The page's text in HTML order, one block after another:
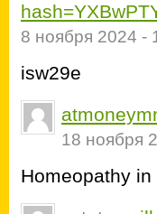
8 ноября 2024 -
isw29e
18 ноября
Homeopathy